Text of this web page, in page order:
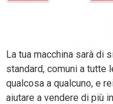
La tua macchina sarà di
standard, comuni a tutte
qualcosa a qualcuno, e
aiutare a vendere di più